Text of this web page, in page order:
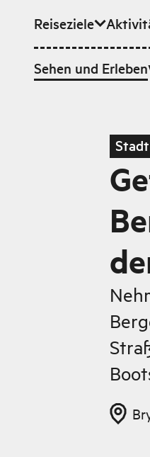
Zum Hauptinhalt
Reiseziele
Sehen und Erleben